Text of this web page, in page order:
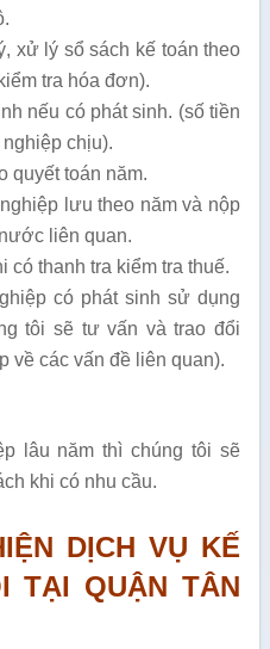
xử lý sổ sách kế toán theo
tra hóa đơn).
nếu có phát sinh. (số tiền
chịu).
quyết toán năm.
lưu theo năm và nộp
liên quan.
có thanh tra kiểm tra thuế.
có phát sinh sử dụng
tôi sẽ tư vấn và trao đổi
về các vấn đề liên quan).
lâu năm thì chúng tôi sẽ
khi có nhu cầu.
DỊCH VỤ KẾ
TẠI QUẬN TÂN